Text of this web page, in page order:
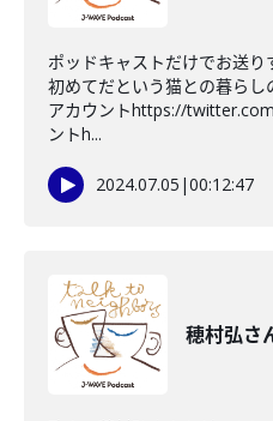
ポッドキャストだけでお送り
初めてだという猫との暮らし
アカウントhttps://
ントh...
2024.07.05 |00:12:47
穂村弘さ